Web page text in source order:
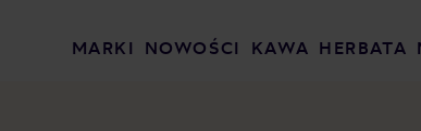
MARKI NOWOŚCI KAWA HERBATA